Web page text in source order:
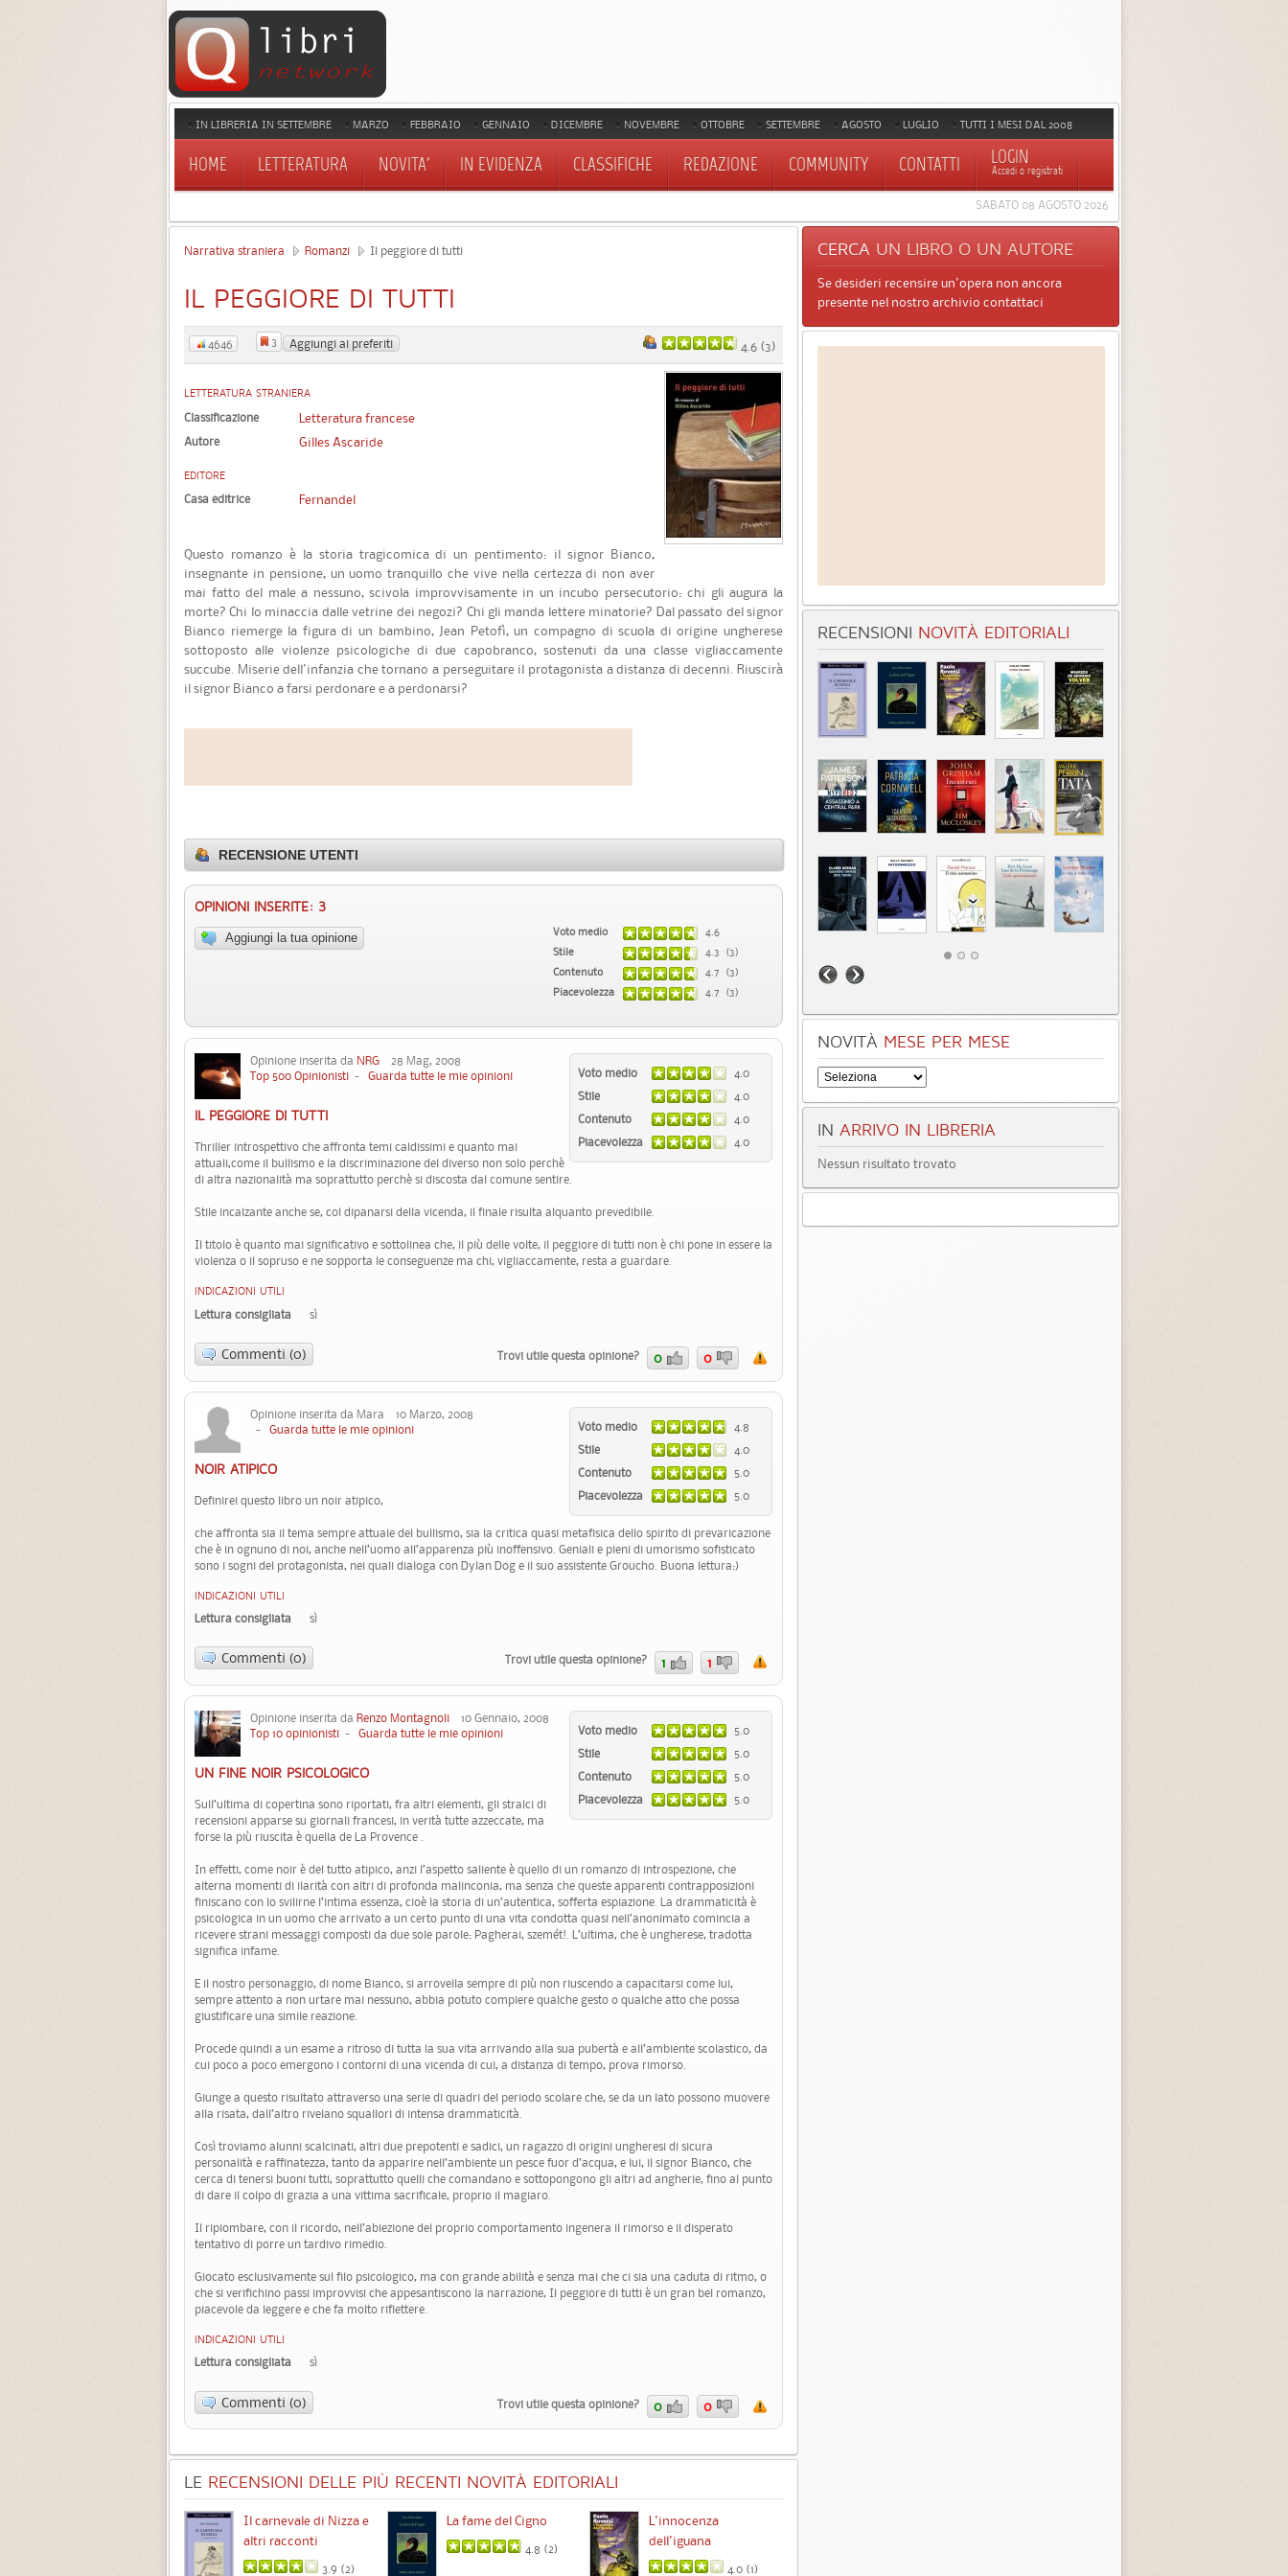
IN LIBRERIA IN SETTEMBRE MARZO FEBBRAIO GENNAIO DICEMBRE NOVEMBRE OTTOBRE SETTEMBRE AGOSTO LUGLIO TUTTI I MESI DAL 2008
HOME LETTERATURA NOVITA' IN EVIDENZA CLASSIFICHE REDAZIONE COMMUNITY CONTATTI LOGIN
Accedi o registrati
SABATO 08 AGOSTO 2026
Narrativa straniera Romanzi Il peggiore di tutti
IL PEGGIORE DI TUTTI
4.6 (3)
4646 3 Aggiungi ai preferiti
LETTERATURA STRANIERA
Classificazione Letteratura francese
Autore Gilles Ascaride
EDITORE
Casa editrice Fernandel
Questo romanzo è la storia tragicomica di un pentimento: il signor Bianco,
insegnante in pensione, un uomo tranquillo che vive nella certezza di non aver
mai fatto del male a nessuno, scivola improvvisamente in un incubo persecutorio: chi gli augura la
morte? Chi lo minaccia dalle vetrine dei negozi? Chi gli manda lettere minatorie? Dal passato del signor
Bianco riemerge la figura di un bambino, Jean Petofì, un compagno di scuola di origine ungherese
sottoposto alle violenze psicologiche di due capobranco, sostenuti da una classe vigliaccamente
succube. Miserie dell'infanzia che tornano a perseguitare il protagonista a distanza di decenni. Riuscirà
il signor Bianco a farsi perdonare e a perdonarsi?
RECENSIONE UTENTI
OPINIONI INSERITE: 3
Aggiungi la tua opinione Voto medio
4.6
Stile
4.3 (3)
Contenuto
4.7 (3)
Piacevolezza
4.7 (3)
Voto medio
4.0
Stile
4.0
Contenuto
4.0
Piacevolezza
4.0
Opinione inserita da NRG 28 Mag, 2008
Top 500 Opinionisti - Guarda tutte le mie opinioni
IL PEGGIORE DI TUTTI
Thriller introspettivo che affronta temi caldissimi e quanto mai
attuali,come il bullismo e la discriminazione del diverso non solo perchè
di altra nazionalità ma soprattutto perchè si discosta dal comune sentire.
Stile incalzante anche se, col dipanarsi della vicenda, il finale risulta alquanto prevedibile.
Il titolo è quanto mai significativo e sottolinea che, il più delle volte, il peggiore di tutti non è chi pone in essere la
violenza o il sopruso e ne sopporta le conseguenze ma chi, vigliaccamente, resta a guardare.
INDICAZIONI UTILI
Lettura consigliata sì
Commenti (0) Trovi utile questa opinione? 0 0
Voto medio
4.8
Stile
4.0
Contenuto
5.0
Piacevolezza
5.0
Opinione inserita da Mara 10 Marzo, 2008
- Guarda tutte le mie opinioni
NOIR ATIPICO
Definirei questo libro un noir atipico,
che affronta sia il tema sempre attuale del bullismo, sia la critica quasi metafisica dello spirito di prevaricazione
che è in ognuno di noi, anche nell’uomo all’apparenza più inoffensivo. Geniali e pieni di umorismo sofisticato
sono i sogni del protagonista, nei quali dialoga con Dylan Dog e il suo assistente Groucho. Buona lettura:)
INDICAZIONI UTILI
Lettura consigliata sì
Commenti (0) Trovi utile questa opinione? 1 1
Voto medio
5.0
Stile
5.0
Contenuto
5.0
Piacevolezza
5.0
Opinione inserita da Renzo Montagnoli 10 Gennaio, 2008
Top 10 opinionisti - Guarda tutte le mie opinioni
UN FINE NOIR PSICOLOGICO
Sull’ultima di copertina sono riportati, fra altri elementi, gli stralci di
recensioni apparse su giornali francesi, in verità tutte azzeccate, ma
forse la più riuscita è quella de La Provence .
In effetti, come noir è del tutto atipico, anzi l’aspetto saliente è quello di un romanzo di introspezione, che
alterna momenti di ilarità con altri di profonda malinconia, ma senza che queste apparenti contrapposizioni
finiscano con lo svilirne l’intima essenza, cioè la storia di un’autentica, sofferta espiazione. La drammaticità è
psicologica in un uomo che arrivato a un certo punto di una vita condotta quasi nell’anonimato comincia a
ricevere strani messaggi composti da due sole parole: Pagherai, szemét!. L’ultima, che è ungherese, tradotta
significa infame.
E il nostro personaggio, di nome Bianco, si arrovella sempre di più non riuscendo a capacitarsi come lui,
sempre attento a non urtare mai nessuno, abbia potuto compiere qualche gesto o qualche atto che possa
giustificare una simile reazione.
Procede quindi a un esame a ritroso di tutta la sua vita arrivando alla sua pubertà e all’ambiente scolastico, da
cui poco a poco emergono i contorni di una vicenda di cui, a distanza di tempo, prova rimorso.
Giunge a questo risultato attraverso una serie di quadri del periodo scolare che, se da un lato possono muovere
alla risata, dall’altro rivelano squallori di intensa drammaticità.
Così troviamo alunni scalcinati, altri due prepotenti e sadici, un ragazzo di origini ungheresi di sicura
personalità e raffinatezza, tanto da apparire nell’ambiente un pesce fuor d’acqua, e lui, il signor Bianco, che
cerca di tenersi buoni tutti, soprattutto quelli che comandano e sottopongono gli altri ad angherie, fino al punto
di dare il colpo di grazia a una vittima sacrificale, proprio il magiaro.
Il ripiombare, con il ricordo, nell’abiezione del proprio comportamento ingenera il rimorso e il disperato
tentativo di porre un tardivo rimedio.
Giocato esclusivamente sul filo psicologico, ma con grande abilità e senza mai che ci sia una caduta di ritmo, o
che si verifichino passi improvvisi che appesantiscono la narrazione, Il peggiore di tutti è un gran bel romanzo,
piacevole da leggere e che fa molto riflettere.
INDICAZIONI UTILI
Lettura consigliata sì
Commenti (0) Trovi utile questa opinione? 0 0
LE RECENSIONI DELLE PIÙ RECENTI NOVITÀ EDITORIALI
Il carnevale di Nizza e
altri racconti
3.9 (2)
La fame del Cigno
4.8 (2)
L'innocenza
dell'iguana
4.0 (1)
CERCA UN LIBRO O UN AUTORE
Se desideri recensire un'opera non ancora
presente nel nostro archivio contattaci
RECENSIONI NOVITÀ EDITORIALI
NOVITÀ MESE PER MESE
IN ARRIVO IN LIBRERIA
Nessun risultato trovato